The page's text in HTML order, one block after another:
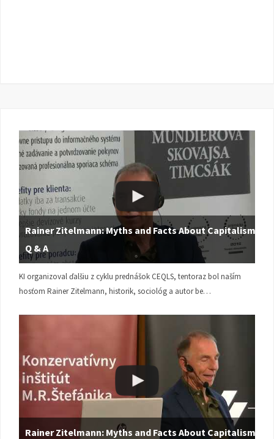
Rainer Zitelmann: Myths and Facts About Capitalism |
Q & A
KI organizoval ďalšiu z cyklu prednášok CEQLS, tentoraz bol naším
hosťom Rainer Zitelmann, historik, sociológ a autor be…
Rainer Zitelmann: Myths and Facts About Capitalism